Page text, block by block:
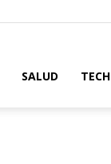
SALUD TECH